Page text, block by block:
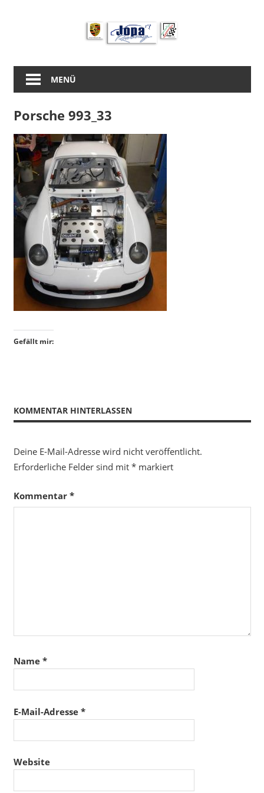
MENÜ
Porsche 993_33
Gefällt mir:
KOMMENTAR HINTERLASSEN
Deine E-Mail-Adresse wird nicht veröffentlicht.
Erforderliche Felder sind mit *markiert
Kommentar *
Name *
E-Mail-Adresse *
Website